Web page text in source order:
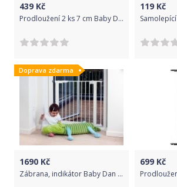
439 Kč
Prodloužení 2 ks 7 cm Baby Dan Premier Black 2017
119 Kč
Doprava zdarma
1690 Kč
Zábrana, indikátor Baby Dan Premier Bílá 2017
699 Kč